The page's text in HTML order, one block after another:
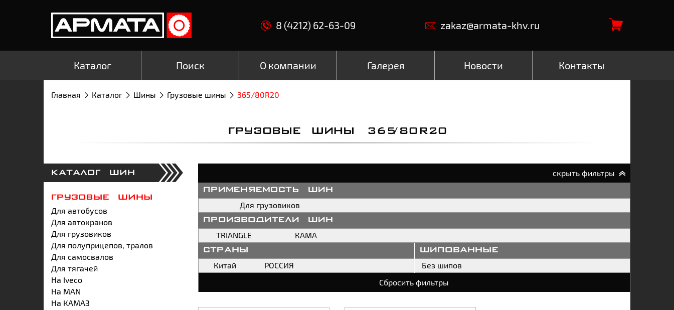
8 (4212) 62-63-09 zakaz@armata-khv.ru
Каталог Поиск О компании Галерея Новости Контакты
Главная Каталог Шины Грузовые шины 365/80R20
ГРУЗОВЫЕ ШИНЫ 365/80R20
КАТАЛОГ ШИН
ГРУЗОВЫЕ ШИНЫ
Для автобусов
Для автокранов
Для грузовиков
Для полуприцепов, тралов
Для самосвалов
Для тягачей
На Iveco
На MAN
На КАМАЗ
скрыть фильтры
применяемость шин
Для грузовиков
производители шин
TRIANGLE КАМА
страны
Китай РОССИЯ
шипованные
Без шипов
Сбросить фильтры